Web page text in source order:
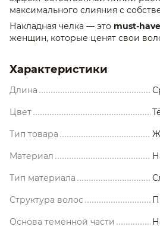
максимального слияния с
Накладная челка — это must-have
женщин, которые ценят свои
Характеристики
Длина
Цвет
Тип товара
Материал
Тип материала
Структура волос
Основа теменной части